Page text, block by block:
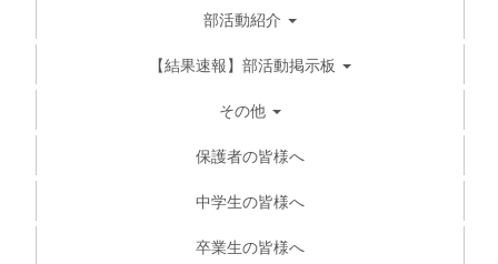
部活動紹介
【結果速報】部活動掲示板
その他
保護者の皆様へ
中学生の皆様へ
卒業生の皆様へ